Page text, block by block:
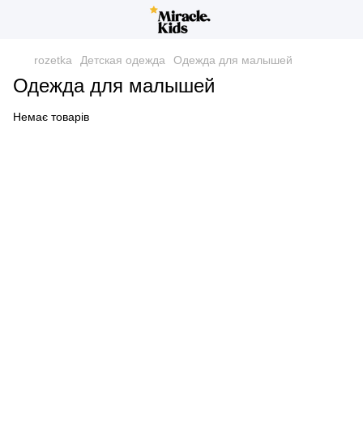
rozetka Детская одежда Одежда для малышей
Одежда для малышей
Немає товарів